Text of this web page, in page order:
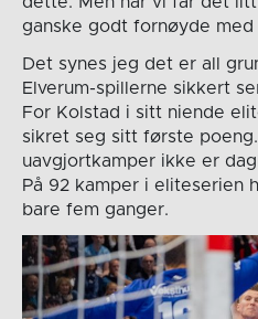
ganske godt fornøyde med
Det synes jeg det er all
Elverum-spillerne sikkert
For Kolstad i sitt niende
sikret seg sitt første
uavgjortkamper ikke er
På 92 kamper i eliteserien
bare fem ganger.